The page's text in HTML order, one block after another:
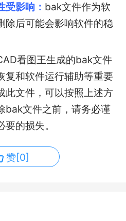
影响： bak文件作为软
除后可能会影响软件的稳
看图王生成的bak文件
复和软件运行辅助等重要
此文件，可以按照上述方
bak文件之前，请务必谨
的损失。
赞[0]